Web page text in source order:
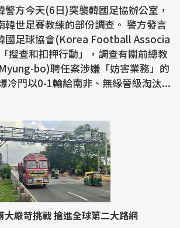
警方今天(6日)突襲韓國足協辦公室，
足賽教練的部份調查。 警方發言
國足球協會(Korea Football Associa
搜查和扣押行動」，調查有關前總教
bo)聘任案涉嫌「妨害業務」的
韓隊爆冷門以0-1輸給南非、無緣晉級淘汰...
大嚴苛挑戰 搶進全球第二大路網